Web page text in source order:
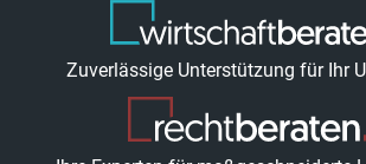
Zuverlässige Unterstützung für Ihr